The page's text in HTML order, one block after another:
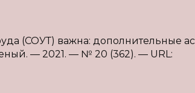
(СОУТ) важна: дополнительные
— 2021. — № 20 (362). — URL: